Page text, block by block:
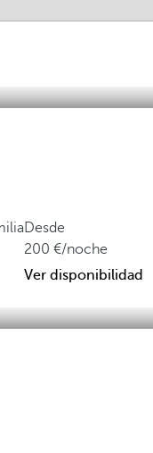
Desde
200
/noche
Ver disponibilidad